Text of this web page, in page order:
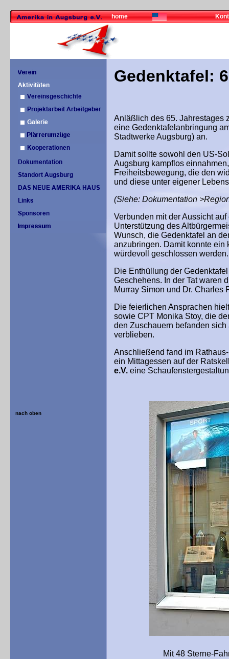
home
Gedenktafel:
Anläßlich des 65. Jahrestages
eine Gedenktafelanbringung
Stadtwerke Augsburg) an.
Damit sollte sowohl den US-
Augsburg kampflos
Freiheitsbewegung, die den
und diese unter eigener
(Siehe: Dokumentation
Verbunden mit der Aussicht
Unterstützung des
Wunsch, die Gedenktafel an
anzubringen. Damit konnte ein
würdevoll geschlossen werden.
Die Enthüllung der
Geschehens. In der Tat waren
Murray Simon und Dr. Charles
Die feierlichen Ansprachen
sowie CPT Monika Stoy, die
den Zuschauern befanden
verblieben.
Anschließend fand im
ein Mittagessen auf der
e.V. eine
Mit 48 Sterne-Fahne:
nach oben